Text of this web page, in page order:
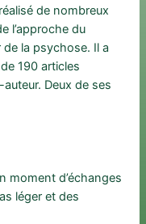
de nombreux
l’approche du
la psychose. Il a
190 articles
Deux de ses
moment d’échanges
léger et des